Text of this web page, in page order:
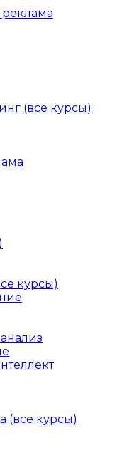
реклама
(все курсы)
курсы)
(все курсы)